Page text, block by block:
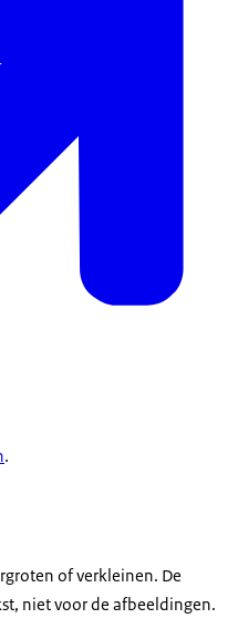
.
of verkleinen. De
niet voor de afbeeldingen.